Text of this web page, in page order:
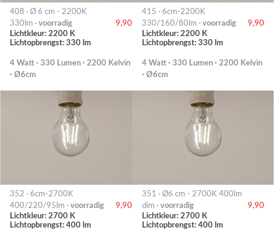
408 · Ø 6 cm - 2200K
330lm · voorradig
9,90
Lichtkleur: 2200 K
Lichtopbrengst: 330 lm
4 Watt · 330 Lumen · 2200 Kelvin
· Ø6cm
415 · 6cm-2200K
330/160/80lm · voorradig
9,90
Lichtkleur: 2200 K
Lichtopbrengst: 330 lm
4 Watt · 330 Lumen · 2200 Kelvin
· Ø6cm
352 · 6cm-2700K
400/220/95lm · voorradig
9,90
Lichtkleur: 2700 K
Lichtopbrengst: 400 lm
351 · Ø6 cm - 2700K 400lm
dim · voorradig
9,90
Lichtkleur: 2700 K
Lichtopbrengst: 400 lm